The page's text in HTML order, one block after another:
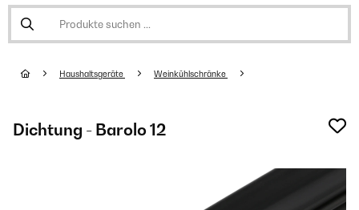
Haushaltsgeräte Weinkühlschränke
Dichtung - Barolo 12